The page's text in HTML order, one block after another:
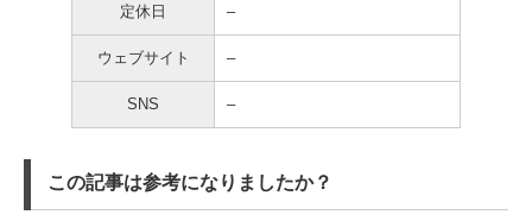
定休日 –
ウェブサイト –
SNS –
この記事は参考になりましたか？